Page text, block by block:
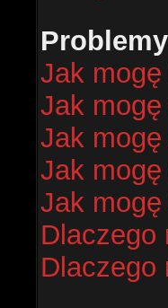
Jak
Jak
Jak
Jak
Jak
Dlaczego
Dlaczego